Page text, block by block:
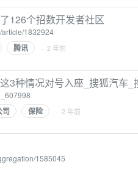
126个招数开发者社区
article/1832924
腾讯 · 2 年前
3种情况对号入座_搜狐汽车_
司 保险 · 2 年前
1585045